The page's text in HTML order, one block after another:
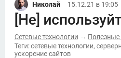
Николай 15.12.21 в 19:05
[Не]
Сетевые технологии → Полезные
Теги: сетевые технологии,
ускорение сайтов